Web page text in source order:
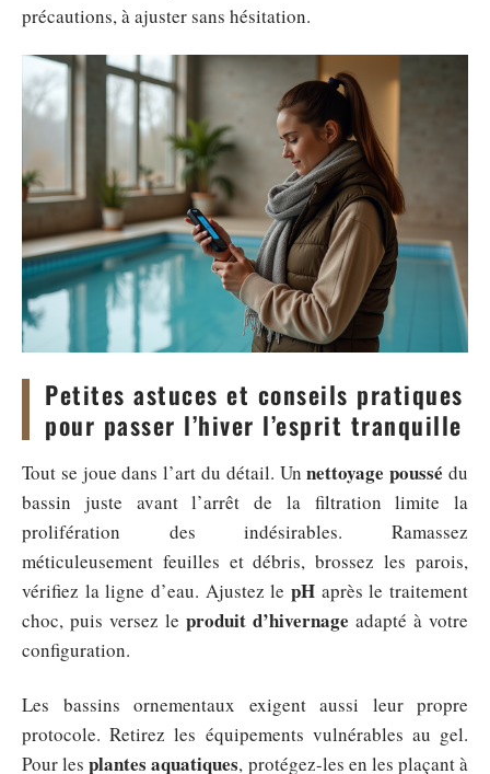
précautions, à ajuster sans hésitation.
Petites astuces et conseils pratiques
pour passer l’hiver l’esprit tranquille
Tout se joue dans l’art du détail. Unnettoyage poussé du
bassin juste avant l’arrêt de la filtration limite la
prolifération des indésirables. Ramassez
méticuleusement feuilles et débris, brossez les parois,
vérifiez la ligne d’eau. Ajustez le pH après le traitement
choc, puis versez le produit d’hivernage adapté à votre
configuration.
Les bassins ornementaux exigent aussi leur propre
protocole. Retirez les équipements vulnérables au gel.
Pour lesplantes aquatiques, protégez-les en les plaçant à